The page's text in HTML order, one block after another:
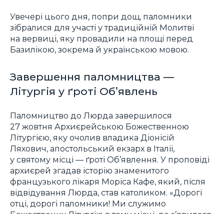
Увечері цього дня, попри дощ, паломники
зібралися для участі у традиційній Молитві
на вервиці, яку провадили на площі перед
Базилікою, зокрема й українською мовою.
Завершення паломництва —
Літургія у ґроті Обʼявлень
Паломництво до Люрда завершилося
27 жовтня Архиєрейською Божественною
Літургією, яку очолив владика Діонісій
Ляхович, апостольський екзарх в Італії,
у святому місці — ґроті Об’явлення. У проповіді
архиєрей згадав історію знаменитого
французького лікаря Моріса Кафе, який, після
відвідування Люрда, став католиком. «Дорогі
отці, дорогі паломники! Ми служимо